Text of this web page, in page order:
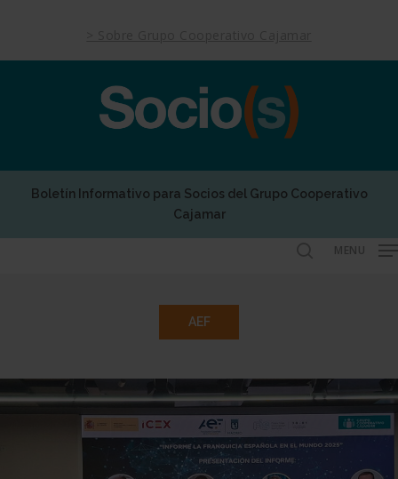
main
Boletín Informativo para Socios del Grupo Cooperativo
Cajamar
MENU
AEF